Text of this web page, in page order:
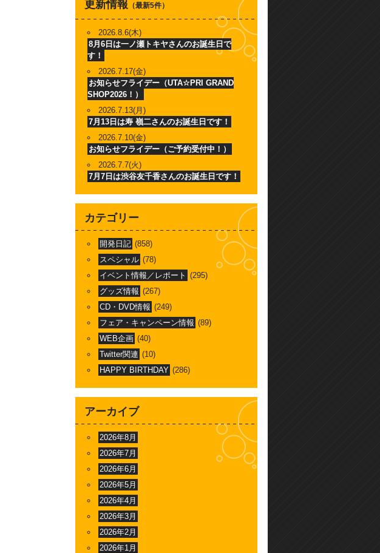
更新情報 （最新5件）
2026.8.6(木)
8月6日は一ノ瀬トキヤさんのお誕生日で
す！
2026.7.17(金)
お知らせフライデー（UTA☆PRI GRAND
SHOP2026！）
2026.7.13(月)
7月13日は寿 嶺二さんのお誕生日です！
2026.7.10(金)
お知らせフライデー（ご予約受付中！）
2026.7.7(火)
7月7日は渋谷友千香さんのお誕生日です！
カテゴリー
開発日記 (858)
スペシャル (78)
イベント情報／レポート (295)
グッズ情報 (267)
CD・DVD情報 (249)
フェア・キャンペーン情報 (89)
WEB企画 (40)
Twitter関連 (10)
HAPPY BIRTHDAY (286)
アーカイブ
2026年8月
2026年7月
2026年6月
2026年5月
2026年4月
2026年3月
2026年2月
2026年1月